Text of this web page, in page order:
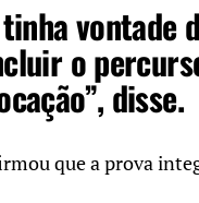
tinha vontade
o
disse.
que a prova